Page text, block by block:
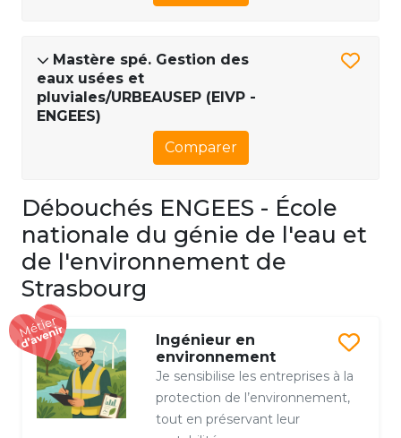
Mastère spé. Gestion des
eaux usées et
pluviales/URBEAUSEP (EIVP -
ENGEES)
Comparer
Débouchés ENGEES - École
nationale du génie de l'eau et
de l'environnement de
Strasbourg
Ingénieur en
environnement
Je sensibilise les entreprises à la
protection de l’environnement,
tout en préservant leur